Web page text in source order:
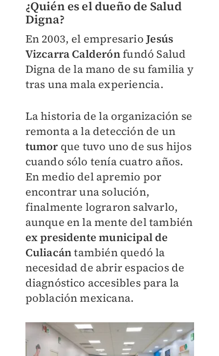
¿Quién es el dueño de Salud
Digna?
En 2003, el empresarioJesús
Vizcarra Calderónfundó Salud
Digna de la mano de su familia y
tras una mala experiencia.
La historia de la organización se
remonta a la detección de un
tumor que tuvo uno de sus hijos
cuando sólo tenía cuatro años.
En medio del apremio por
encontrar una solución,
finalmente lograron salvarlo,
aunque en la mente del también
ex presidente municipal de
Culiacántambién quedó la
necesidad de abrir espacios de
diagnóstico accesibles para la
población mexicana.